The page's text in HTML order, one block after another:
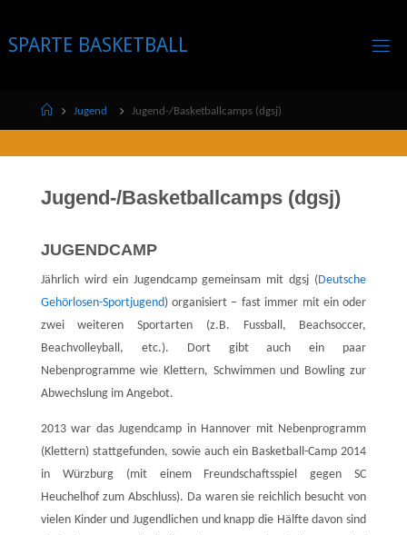
content
SPARTE BASKETBALL
HomeJugend Jugend-/Basketballcamps (dgsj)
Jugend-/Basketballcamps (dgsj)
JUGENDCAMP
Jährlich wird ein Jugendcamp gemeinsam mit dgsj ( Deutsche
Gehörlosen-Sportjugend) organisiert – fast immer mit ein oder
zwei weiteren Sportarten (z.B. Fussball, Beachsoccer,
Beachvolleyball, etc.). Dort gibt auch ein paar
Nebenprogramme wie Klettern, Schwimmen und Bowling zur
Abwechslung im Angebot.
2013 war das Jugendcamp in Hannover mit Nebenprogramm
(Klettern) stattgefunden, sowie auch ein Basketball-Camp 2014
in Würzburg (mit einem Freundschaftsspiel gegen SC
Heuchelhof zum Abschluss). Da waren sie reichlich besucht von
vielen Kinder und Jugendlichen und knapp die Hälfte davon sind